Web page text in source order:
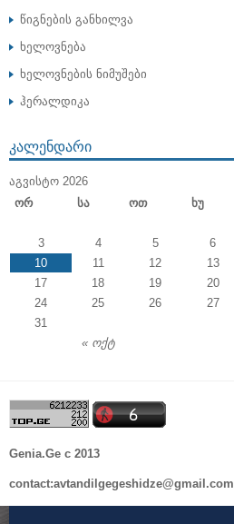
წიგნების განხილვა
ხელოვნება
ხელოვნების ნიმუშები
ჰერალდიკა
ᲙᲐᲚᲔᲜᲓᲐᲠᲘ
ᲐᲒᲕᲘᲡᲢᲝ 2026
Ორ
Სა Ოთ Ხუ
« ოქტ
3
4 5 6
10
11 12 13
17
18 19 20
24
25 26 27
31
Genia.Ge c 2013
contact:avtandilgegeshidze@gmail.com